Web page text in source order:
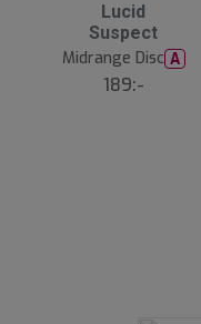
Lucid
Suspect
Midrange Disc A
189:-